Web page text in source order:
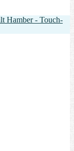
Hamber - Touch-